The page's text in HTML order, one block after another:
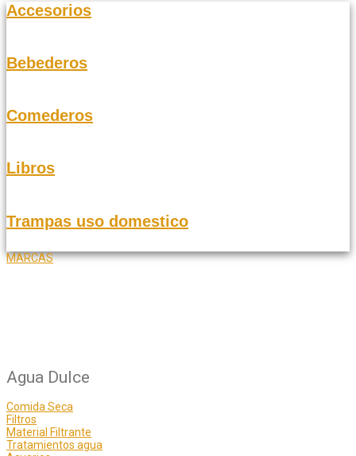
Accesorios
Bebederos
Comederos
Libros
Trampas uso domestico
MARCAS
Agua Dulce
Comida Seca
Filtros
Material Filtrante
Tratamientos agua